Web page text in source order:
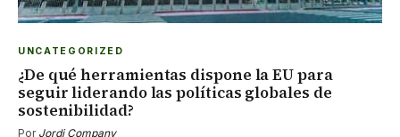
UNCATEGORIZED
¿De qué herramientas dispone la EU para
seguir liderando las políticas globales de
sostenibilidad?
Por Jordi Company